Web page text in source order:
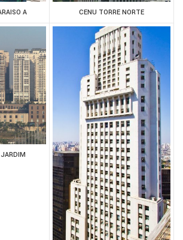
A CENU TORRE NORTE